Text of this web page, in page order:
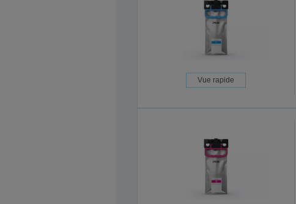
Vue rapide